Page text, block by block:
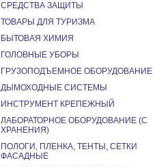
СРЕДСТВА ЗАЩИТЫ
ТОВАРЫ ДЛЯ ТУРИЗМА
БЫТОВАЯ ХИМИЯ
ГОЛОВНЫЕ УБОРЫ
ГРУЗОПОДЪЕМНОЕ ОБОРУДОВАНИЕ
ДЫМОХОДНЫЕ СИСТЕМЫ
ИНСТРУМЕНТ КРЕПЕЖНЫЙ
ЛАБОРАТОРНОЕ ОБОРУДОВАНИЕ (С
ХРАНЕНИЯ)
ПОЛОГИ, ПЛЕНКА, ТЕНТЫ, СЕТКИ
ФАСАДНЫЕ